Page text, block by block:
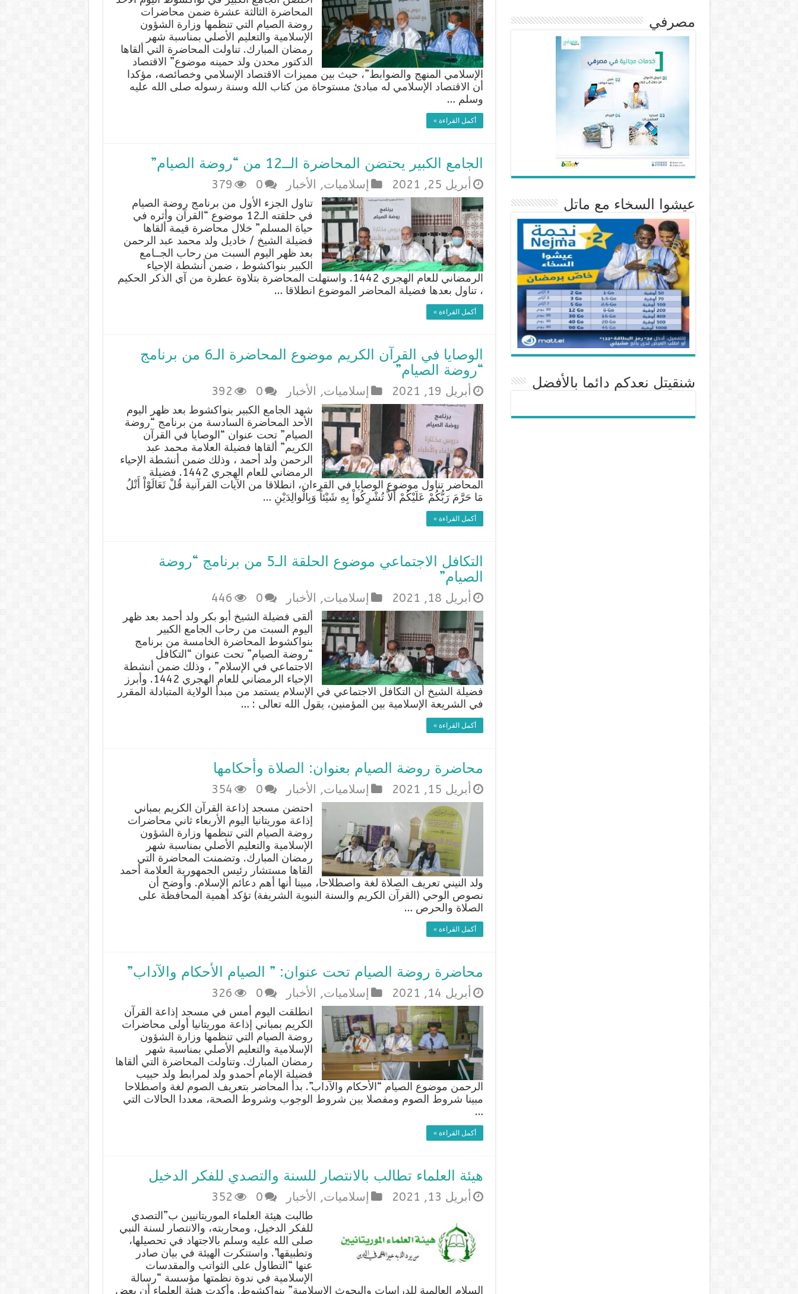
المحاضرة الثالثة عشرة ضمن محاضرات
روضة الصيام التي تنظمها وزارة الشؤون
الإسلامية والتعليم الأصلي بمناسبة شهر
رمضان المبارك. تناولت المحاضرة التي ألقاها
الدكتور محدن ولد حمينه موضوع” الاقتصاد
الإسلامي المنهج والضوابط”، حيث بين مميزات الاقتصاد الإسلامي وخصائصه، مؤكدا
أن الاقتصاد الإسلامي له مبادئ مستوحاة من كتاب الله وسنة رسوله صلى الله عليه
وسلم …
أكمل القراءة »
الجامع الكبير يحتضن المحاضرة الــ12 من “روضة الصيام”
أبريل 25, 2021 إسلاميات, الأخبار 0
379
تناول الجزء الأول من برنامج روضة الصيام
في حلقته الـ12 موضوع “القرآن وأثره في
حياة المسلم” خلال محاضرة قيمة ألقاها
فضيلة الشيخ / خاديل ولد محمد عبد الرحمن
بعد ظهر اليوم السبت من رحاب الجــامع
الكبير بنواكشوط ، ضمن أنشطة الإحياء
الرمضاني للعام الهجري 1442. واستهلت المحاضرة بتلاوة عطرة من آي الذكر الحكيم
، تناول بعدها فضيلة المحاضر الموضوع انطلاقا …
أكمل القراءة »
الوصايا في القرآن الكريم موضوع المحاضرة الـ6 من برنامج
“روضة الصيام”
أبريل 19, 2021 إسلاميات, الأخبار 0
392
شهد الجامع الكبير بنواكشوط بعد ظهر اليوم
الأحد المحاضرة السادسة من برنامج “روضة
الصيام” تحت عنوان “الوصايا في القرآن
الكريم” ألقاها فضيلة العلامة محمد عبد
الرحمن ولد أحمد ، وذلك ضمن أنشطة الإحياء
الرمضاني للعام الهجري 1442. فضيلة
المحاضر تناول موضوع الوصايا في القرءان، انطلاقا من الآيات القرآنية قُلْ تَعَالَوْاْ أَتْلُ
مَا حَرَّمَ رَبُّكُمْ عَلَيْكُمْ أَلاَّ تُشْرِكُواْ بِهِ شَيْئاً وَبِالْوالِدَيْنِ …
أكمل القراءة »
التكافل الاجتماعي موضوع الحلقة الـ5 من برنامج “روضة
الصيام”
أبريل 18, 2021 إسلاميات, الأخبار 0
446
ألقى فضيلة الشيخ أبو بكر ولد أحمد بعد ظهر
اليوم السبت من رحاب الجامع الكبير
بنواكشوط المحاضرة الخامسة من برنامج
“روضة الصيام” تحت عنوان “التكافل
الاجتماعي في الإسلام” ، وذلك ضمن أنشطة
الإحياء الرمضاني للعام الهجري 1442. وأبرز
فضيلة الشيخ أن التكافل الاجتماعي في الإسلام يستمد من مبدأ الولاية المتبادلة المقرر
في الشريعة الإسلامية بين المؤمنين، يقول الله تعالى : …
أكمل القراءة »
محاضرة روضة الصيام بعنوان: الصلاة وأحكامها
أبريل 15, 2021 إسلاميات, الأخبار 0
354
احتضن مسجد إذاعة القرآن الكريم بمباني
إذاعة موريتانيا اليوم الأربعاء ثاني محاضرات
روضة الصيام التي تنظمها وزارة الشؤون
الإسلامية والتعليم الأصلي بمناسبة شهر
رمضان المبارك. وتضمنت المحاضرة التي
القاها مستشار رئيس الجمهورية العلامة أحمد
ولد النيني تعريف الصلاة لغة واصطلاحا، مبينا أنها أهم دعائم الإسلام. وأوضح أن
نصوص الوحي (القرآن الكريم والسنة النبوية الشريفة) تؤكد أهمية المحافظة على
الصلاة والحرص …
أكمل القراءة »
محاضرة روضة الصيام تحت عنوان: ” الصيام الأحكام والآداب”
أبريل 14, 2021 إسلاميات, الأخبار 0
326
انطلقت اليوم أمس في مسجد إذاعة القرآن
الكريم بمباني إذاعة موريتانيا أولى محاضرات
روضة الصيام التي تنظمها وزارة الشؤون
الإسلامية والتعليم الأصلي بمناسبة شهر
رمضان المبارك. وتناولت المحاضرة التي ألقاها
فضيلة الإمام أحمدو ولد لمرابط ولد حبيب
الرحمن موضوع الصيام “الأحكام والآداب”. بدأ المحاضر بتعريف الصوم لغة واصطلاحا
مبينا شروط الصوم ومفصلا بين شروط الوجوب وشروط الصحة، معددا الحالات التي
…
أكمل القراءة »
هيئة العلماء تطالب بالانتصار للسنة والتصدي للفكر الدخيل
أبريل 13, 2021 إسلاميات, الأخبار 0
352
طالبت هيئة العلماء الموريتانيين ب”التصدي
للفكر الدخيل، ومحاربته، والانتصار لسنة النبي
صلى الله عليه وسلم بالاجتهاد في تحصيلها،
وتطبيقها”. واستنكرت الهيئة في بيان صادر
عنها “التطاول على الثواتب والمقدسات
الإسلامية في ندوة نظمتها مؤسسة “رسالة
السلام العالمية للدراسات والبحوث الإسلامية” بنواكشوط. وأكدت هيئة العلماء أن بعض
مصرفي
عيشوا السخاء مع ماتل
شنقيتل نعدكم دائما بالأفضل